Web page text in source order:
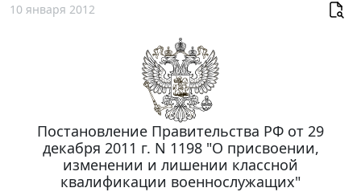
10 января 2012
Постановление Правительства РФ от 29
декабря 2011 г. N 1198 "О присвоении,
изменении и лишении классной
квалификации военнослужащих"